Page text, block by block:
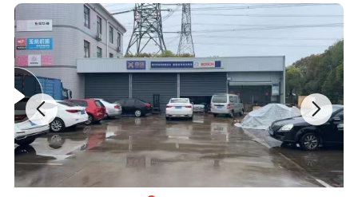
18
528i / 528Li 2012-2016
E89 Z4 sDrive28i 2011-2016
F22 228i 2014-2016
F26 x4 xDrive28i 2014-2017
F15
X5 xDrive40e
(híbrido)
2016-2018
Otras
-
Brilliance Huasong
2015-2017